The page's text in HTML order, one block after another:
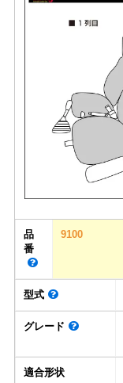
品
番
9100
型式
グレード
適合形状